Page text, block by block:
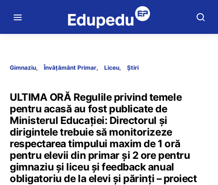
Gimnaziu Învățământ Primar Liceu Știri
ULTIMA ORĂ Regulile privind temele
pentru acasă au fost publicate de
Ministerul Educației: Directorul și
dirigintele trebuie să monitorizeze
respectarea timpului maxim de 1 oră
pentru elevii din primar și 2 ore pentru
gimnaziu și liceu și feedback anual
obligatoriu de la elevi și părinți – proiect